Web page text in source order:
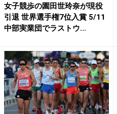
女子競歩の園田世玲奈が現役
引退 世界選手権7位入賞 5/11
中部実業団でラストウ...